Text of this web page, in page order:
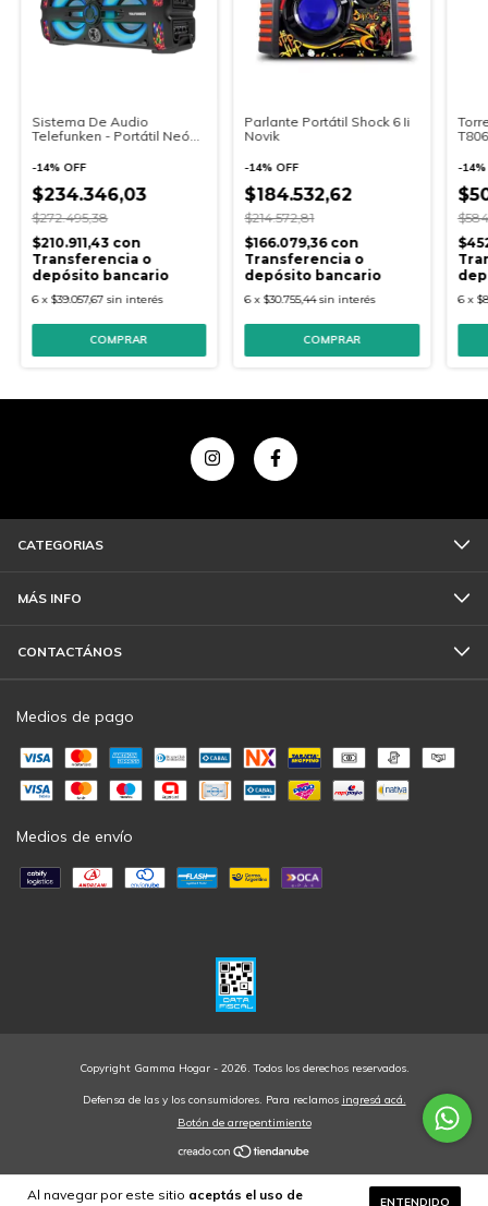
Al navegar por este sitio aceptás el uso de
ENTENDIDO
Sistema De Audio
Telefunken - Portátil Neón
-14% OFF
$234.346,03
$272.495,38
$210.911,43 con
Transferencia o
depósito bancario
6 x $39.057,67 sin interés
Parlante Portátil Shock 6 Ii
Novik
-14%OFF
$184.532,62
$214.572,81
$166.079,36 con
Transferencia o
depósito bancario
6 x $30.755,44 sin interés
-14
6 x
CATEGORIAS
MÁS INFO
CONTACTÁNOS
Medios de pago
Medios de envío
Copyright Gamma Hogar - 2026. Todos los derechos reservados.
Defensa de las y los consumidores. Para reclamos ingresá acá.
Botón de arrepentimiento